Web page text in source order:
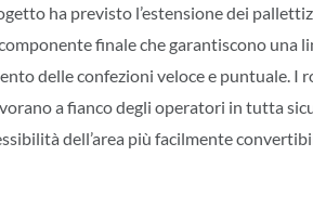
ha previsto l’estensione dei
finale che garantiscono
delle confezioni veloce e puntuale.
a fianco degli operatori in tutta
dell’area più facilmente